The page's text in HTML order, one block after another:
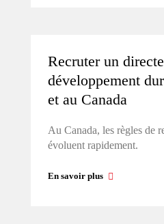
Recruter un
développement
et au Canada
Au Canada, les règles de
évoluent rapidement.
En savoir plus